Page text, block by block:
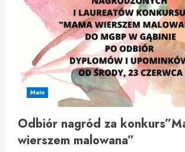
Main
Odbiór nagród za
wierszem malowana”